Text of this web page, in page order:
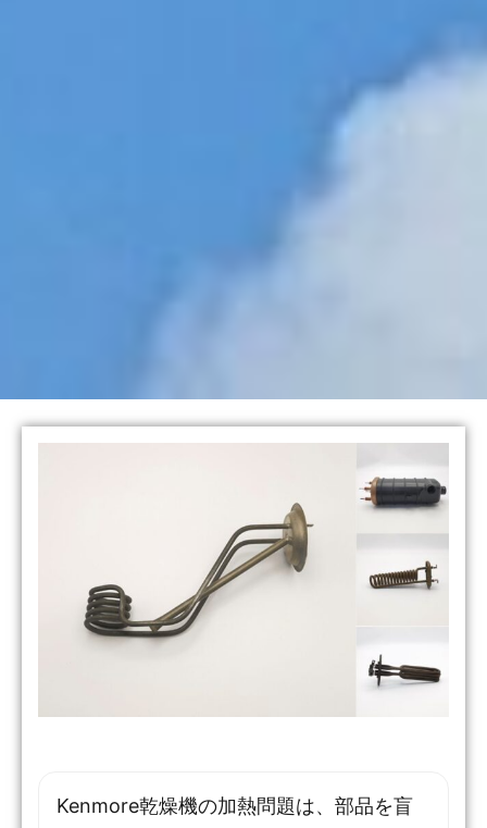
Kenmore乾燥機の加熱問題は、部品を盲